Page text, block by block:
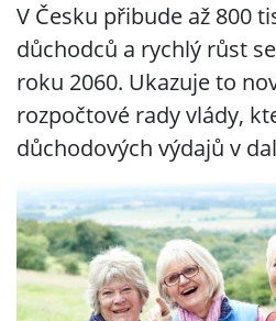
V Česku přibude až 800
důchodců a rychlý růst
roku 2060. Ukazuje to
rozpočtové rady vlády,
důchodových výdajů v